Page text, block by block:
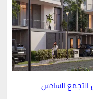
التجمع السادس